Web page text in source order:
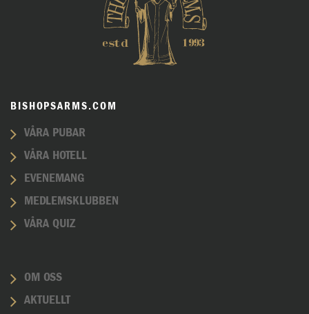
BISHOPSARMS.COM
VÅRA PUBAR
VÅRA HOTELL
EVENEMANG
MEDLEMSKLUBBEN
VÅRA QUIZ
OM OSS
AKTUELLT